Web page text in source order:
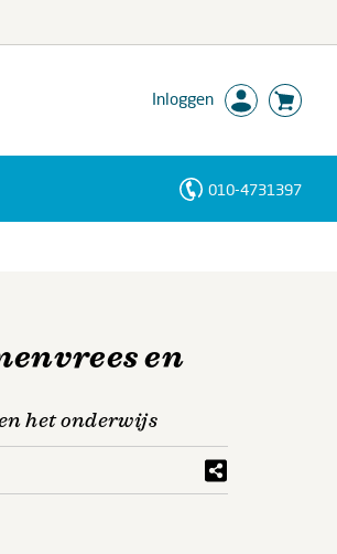
Inloggen
010-4731397
en
het onderwijs